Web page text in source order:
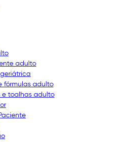
adulto
fórmulas adulto
e toalhas adulto